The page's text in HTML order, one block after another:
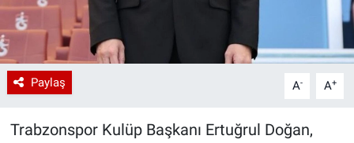
Paylaş A- A+
Trabzonspor Kulüp Başkanı Ertuğrul Doğan,